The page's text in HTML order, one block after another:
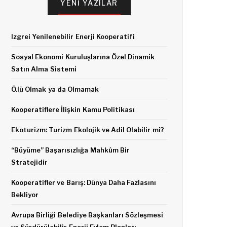
YENI YAZILAR
Izgrei Yenilenebilir Enerji Kooperatifi
Sosyal Ekonomi Kuruluşlarına Özel Dinamik
Satın Alma Sistemi
Ö.lü Olmak ya da Olmamak
Kooperatiflere İlişkin Kamu Politikası
Ekoturizm: Turizm Ekolojik ve Adil Olabilir mi?
“Büyüme” Başarısızlığa Mahkûm Bir
Stratejidir
Kooperatifler ve Barış: Dünya Daha Fazlasını
Bekliyor
Avrupa Birliği Belediye Başkanları Sözleşmesi